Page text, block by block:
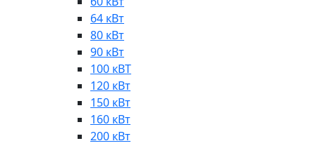
64 кВт
80 кВт
90 кВт
100 кВТ
120 кВт
150 кВт
160 кВт
200 кВт